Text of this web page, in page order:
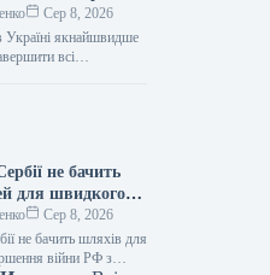
розпочне та
щодо
з
Сер 8, 2026
якнайшвидше
всі
Президент Сербії
висловив…
не бачить
для швидкого
війни РФ проти
Сер 8, 2026
не бачить шляхів для
війни РФ з